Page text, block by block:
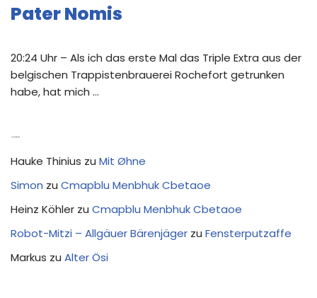
Pater Nomis
20:24 Uhr – Als ich das erste Mal das Triple Extra aus der
belgischen Trappistenbrauerei Rochefort getrunken
habe, hat mich …
Hauke Thinius zu Mit Øhne
Simon zu Cmapblu Menbhuk Cbetaoe
Heinz Köhler zu Cmapblu Menbhuk Cbetaoe
Robot-Mitzi – Allgäuer Bärenjäger zu Fensterputzaffe
Markus zu Alter Ösi